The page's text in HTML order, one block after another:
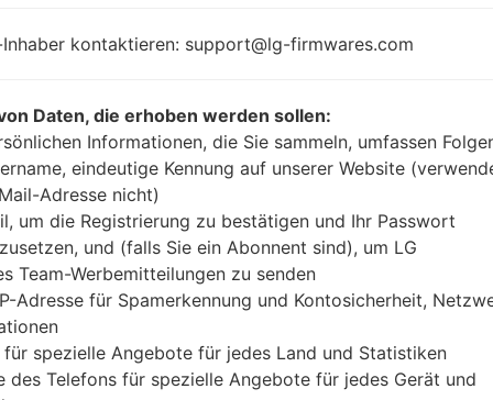
Qualcomm
MSM8996
1.5GB
Buy accessories on Amazon
Startseite →Serie →LG Stylus 2 LTE →LGF720K
kontaktieren: support@lg-firmwares.com
Daten, die erhoben werden sollen:
Informationen, die Sie sammeln, umfassen
eindeutige Kennung auf unserer Website
Adresse nicht)
um die Registrierung zu bestätigen und Ihr Passwort
und (falls Sie ein Abonnent sind), um LG
Team-Werbemitteilungen zu senden
Adresse für Spamerkennung und Kontosicherheit,
für spezielle Angebote für jedes Land und Statistiken
des Telefons für spezielle Angebote für jedes Gerät und